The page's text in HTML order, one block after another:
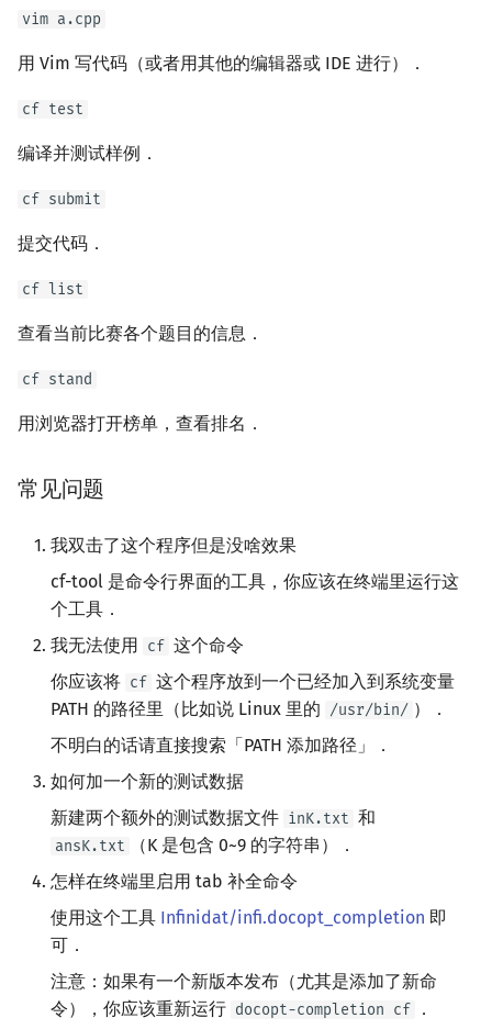
vim a.cpp
用 Vim 写代码（或者用其他的编辑器或 IDE 进行）．
cf test
编译并测试样例．
cf submit
提交代码．
cf list
查看当前比赛各个题目的信息．
cf stand
用浏览器打开榜单，查看排名．
常见问题
我双击了这个程序但是没啥效果
cf-tool 是命令行界面的工具，你应该在终端里运行这
个工具．
我无法使用 cf 这个命令
你应该将 cf 这个程序放到一个已经加入到系统变量
PATH 的路径里（比如说 Linux 里的 /usr/bin/ ）．
不明白的话请直接搜索「PATH 添加路径」．
如何加一个新的测试数据
新建两个额外的测试数据文件 inK.txt 和
ansK.txt
（K 是包含 0~9 的字符串）．
怎样在终端里启用 tab 补全命令
使用这个工具 Infinidat/infi.docopt_completion 即
可．
注意：如果有一个新版本发布（尤其是添加了新命
令），你应该重新运行 docopt-completion cf ．